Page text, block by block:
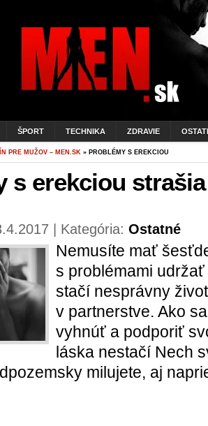
ŠPORT TECHNIKA ZDRAVIE
PRE MUŽOV – MEN.SK » PROBLÉMY S EREKCIOU
s erekciou
| Kategória: Ostatné
Nemusíte mať
s problémami
stačí nesprávny
v partnerstve. Ako
vyhnúť a podporiť
láska nestačí Nech
milujete, aj